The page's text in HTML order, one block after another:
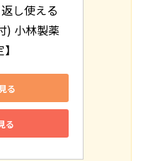
し使える
) 小林製薬
る
る